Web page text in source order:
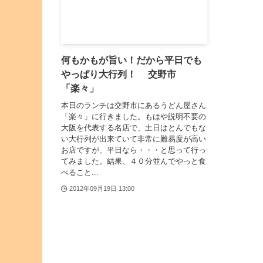
何もかもが旨い！だから平日でも
やっぱり大行列！ 交野市
「楽々」
本日のランチは交野市にあるうどん屋さん
「楽々」に行きました。もはや説明不要の
大阪を代表する名店で、土日はとんでもな
い大行列が出来ていて非常に難易度が高い
お店ですが、平日なら・・・と思って行っ
てみました。結果、４０分並んでやっと食
べること...
2012年09月19日 13:00